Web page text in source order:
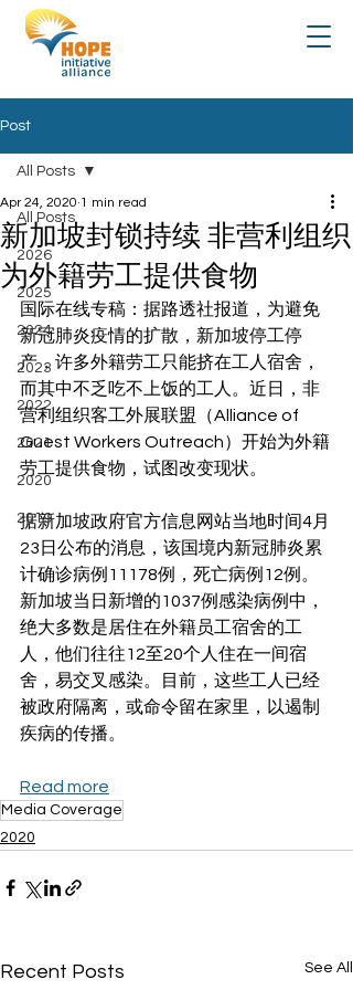
Post
All Posts
2026
2025
2024
2023
2022
2021
2020
2019
All Posts
新加坡封锁持续 非营利组织
为外籍劳工提供食物
Apr 24, 2020 1 min read
国际在线专稿：据路透社报道，为避免
新冠肺炎疫情的扩散，新加坡停工停
产，许多外籍劳工只能挤在工人宿舍，
而其中不乏吃不上饭的工人。近日，非
营利组织客工外展联盟（Alliance of
Guest Workers Outreach）开始为外籍
劳工提供食物，试图改变现状。
据新加坡政府官方信息网站当地时间4月
23日公布的消息，该国境内新冠肺炎累
计确诊病例11178例，死亡病例12例。
新加坡当日新增的1037例感染病例中，
绝大多数是居住在外籍员工宿舍的工
人，他们往往12至20个人住在一间宿
舍，易交叉感染。目前，这些工人已经
被政府隔离，或命令留在家里，以遏制
疾病的传播。
Read more
Media Coverage
2020
Recent Posts See All